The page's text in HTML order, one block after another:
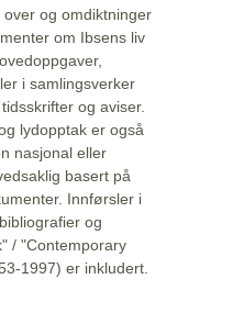
og omdiktninger
om Ibsens liv
i samlingsverker
og aviser.
lydopptak er også
nasjonal eller
basert på
Innførsler i
og
/ "Contemporary
1997) er inkludert.